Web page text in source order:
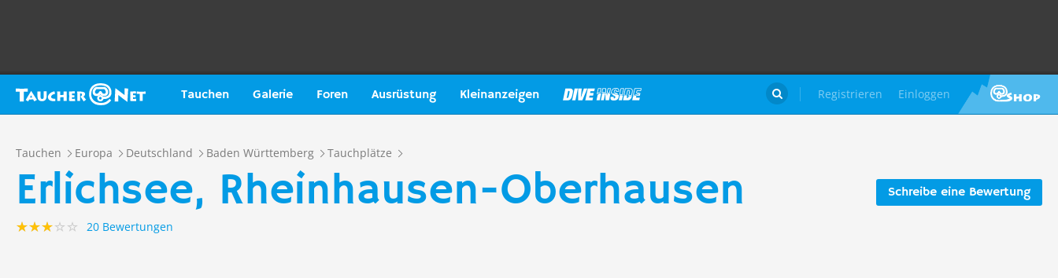
Tauchen Galerie Foren Ausrüstung Kleinanzeigen Registrieren Einloggen

Tauchen Europa Deutschland Baden Württemberg Tauchplätze
Schreibe eine Bewertung
Erlichsee, Rheinhausen-Oberhausen
20 Bewertungen